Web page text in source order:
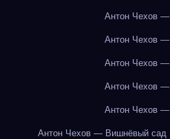
Антон Чехов
Антон Чехов
Антон Чехов
Антон Чехов
Антон Чехов
Антон Чехов — Вишнёвый сад